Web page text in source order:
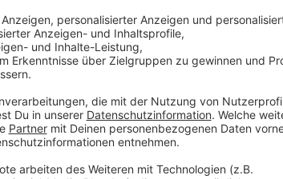
Anzeige
Weitere Infos und Links zum Thema
Anzeige
Diese Regeln gelten ab Freitag